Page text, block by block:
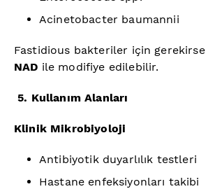
Acinetobacter baumannii
Fastidious bakteriler için gerekirse
NAD ile modifiye edilebilir.
5. Kullanım Alanları
Klinik Mikrobiyoloji
Antibiyotik duyarlılık testleri
Hastane enfeksiyonları takibi